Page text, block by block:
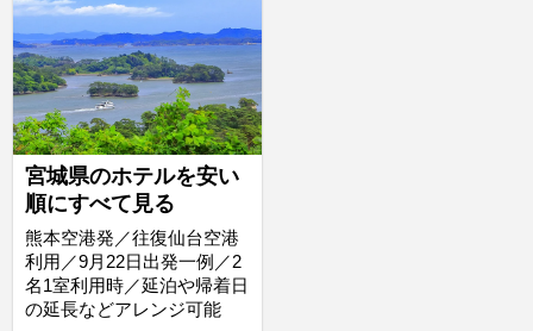
宮城県のホテルを安い
順にすべて見る
熊本空港発／往復仙台空港
利用／9月22日出発一例／2
名1室利用時／延泊や帰着日
の延長などアレンジ可能